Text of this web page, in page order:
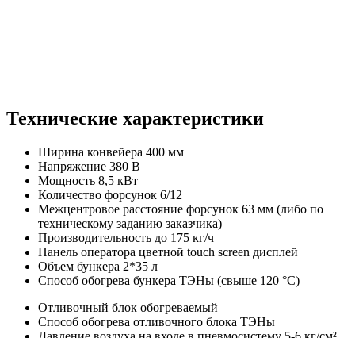
Технические характеристики
Ширина конвейера 400 мм
Напряжение 380 В
Мощность 8,5 кВт
Количество форсунок 6/12
Межцентровое расстояние форсунок 63 мм (либо по
техническому заданию заказчика)
Производительность до 175 кг/ч
Панель оператора цветной touch screen дисплей
Объем бункера 2*35 л
Способ обогрева бункера ТЭНы (свыше 120 °С)
Отливочный блок обогреваемый
Способ обогрева отливочного блока ТЭНы